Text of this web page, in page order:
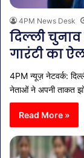
4PM News Desk
दिल्ली
गारंटी का
4PM न्यूज़ नेटवर्क:
नेताओं ने अपनी ताकत
Read More »